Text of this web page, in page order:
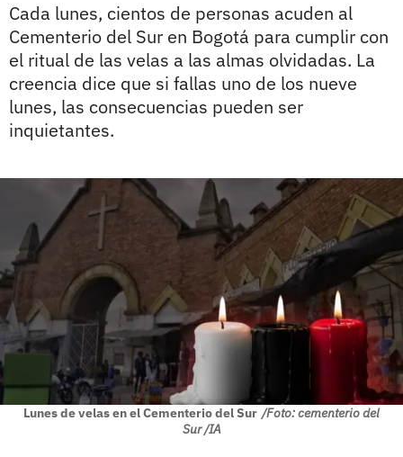
Cada lunes, cientos de personas acuden al
Cementerio del Sur en Bogotá para cumplir con
el ritual de las velas a las almas olvidadas. La
creencia dice que si fallas uno de los nueve
lunes, las consecuencias pueden ser
inquietantes.
Lunes de velas en el Cementerio del Sur /Foto: cementerio del
Sur /IA